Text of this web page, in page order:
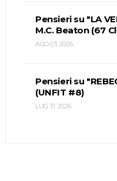
Pensieri su "LA
M.C. Beaton (67
AGO 03, 2026
Pensieri su
(UNFIT #8)
LUG 31, 2026